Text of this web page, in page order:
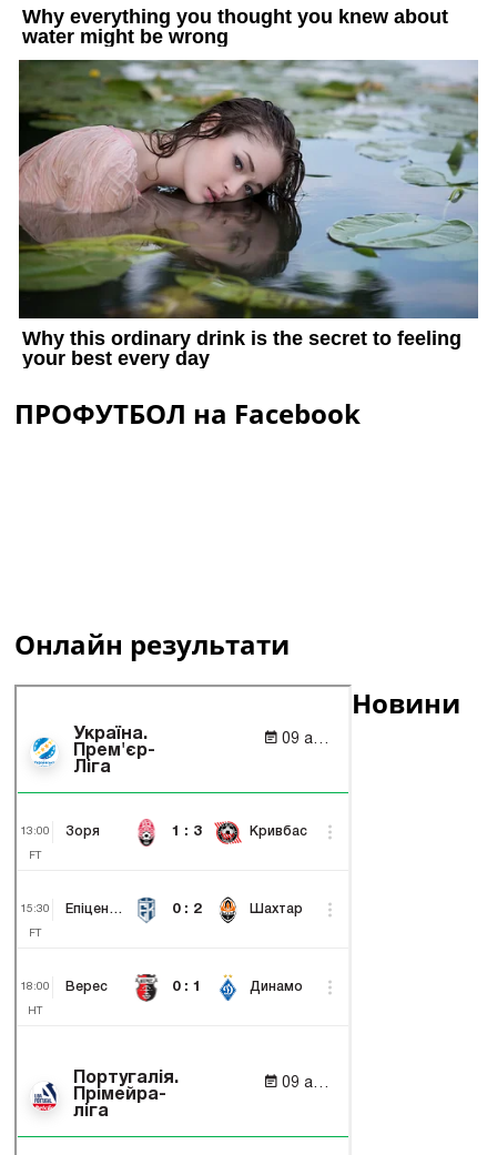
ПРОФУТБОЛ на Facebook
Онлайн результати
Новини